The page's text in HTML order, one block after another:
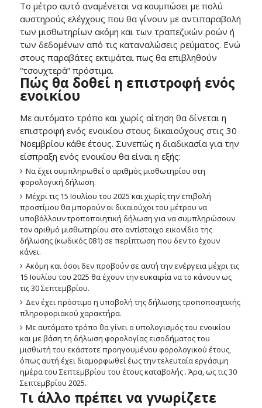
Το μέτρο αυτό αναμένεται να κουμπώσει με πολύ
αυστηρούς ελέγχους που θα γίνουν με αντιπαραβολή
των μισθωτηρίων ακόμη και των τραπεζικών ροών ή
των δεδομένων από τις καταναλώσεις ρεύματος. Ενώ
στους παραβάτες εκτιμάται πως θα επιβληθούν
“τσουχτερά” πρόστιμα.
Πώς θα δοθεί η επιστροφή ενός
ενοικίου
Με αυτόματο τρόπο και χωρίς αίτηση θα δίνεται η
επιστροφή ενός ενοικίου στους δικαιούχους στις 30
Νοεμβρίου κάθε έτους. Συνεπώς η διαδικασία για την
είσπραξη ενός ενοικίου θα είναι η εξής:
Να έχει συμπληρωθεί ο αριθμός μισθωτηρίου στη
φορολογική δήλωση.
Μέχρι τις 15 Ιουλίου του 2025 και χωρίς την επιβολή
προστίμου θα μπορούν οι δικαιούχοι του μέτρου να
υποβάλλουν τροποποιητική δήλωση για να συμπληρώσουν
τον αριθμό μισθωτηρίου στο αντίστοιχο εικονίδιο της
δήλωσης (κωδικός 081) σε περίπτωση που δεν το έχουν
κάνει.
Ακόμη και όσοι δεν προβούν σε αυτή την ενέργεια μέχρι τις
15 Ιουλίου του 2025 θα έχουν την ευκαιρία να το κάνουν ως
τις 30 Σεπτεμβρίου.
Δεν έχει πρόστιμο η υποβολή της δήλωσης τροποποιητικής
πληροφοριακού χαρακτήρα.
Με αυτόματο τρόπο θα γίνει ο υπολογισμός του ενοικίου
και με βάση τη δήλωση φορολογίας εισοδήματος του
μισθωτή του εκάστοτε προηγουμένου φορολογικού έτους,
όπως αυτή έχει διαμορφωθεί έως την τελευταία εργάσιμη
ημέρα του Σεπτεμβρίου του έτους καταβολής . Άρα, ως τις 30
Σεπτεμβρίου 2025.
Τι άλλο πρέπει να γνωρίζετε